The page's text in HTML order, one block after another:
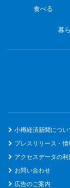
食べる
暮
小樽経済新聞につい
プレスリリース・
アクセスデータの
お問い合わせ
広告のご案内